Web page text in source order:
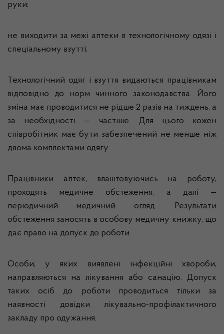
руки;
не виходити за межі аптеки в технологічному одязі і
спеціальному взутті;
Технологічний одяг і взуття видаються працівникам
відповідно до норм чинного законодавства. Його
зміна має проводитися не рідше 2 разів на тиждень, а
за необхідності — частіше. Для цього кожен
співробітник має бути забезпечений не менше ніж
двома комплектами одягу.
Працівники аптек, влаштовуючись на роботу,
проходять медичне обстеження, а далі —
періодичний медичний огляд. Результати
обстеження заносять в особову медичну книжку, що
дає право на допуск до роботи.
Особи, у яких виявлені інфекційні хвороби,
направляються на лікування або санацію. Допуск
таких осіб до роботи проводиться тільки за
наявності довідки лікувально-профілактичного
закладу про одужання.